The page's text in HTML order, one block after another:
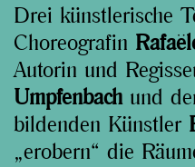
Drei künstlerische
Choreografin
Autorin und
Umpfenbachund
bildenden Künstler
„erobern“ die